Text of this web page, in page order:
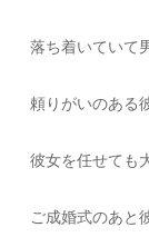
落ち着いていて
頼りがいのある
彼女を任せても
ご成婚式のあと